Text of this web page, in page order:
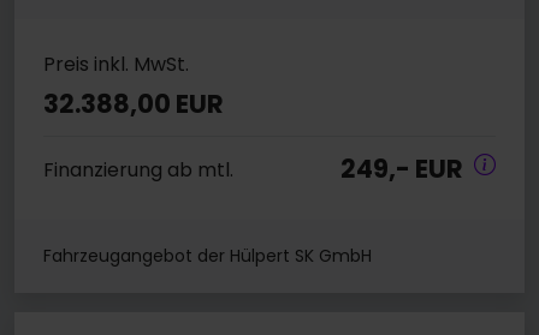
Preis inkl. MwSt.
32.388,00 EUR
Finanzierung ab mtl. 249,- EUR
Fahrzeugangebot der Hülpert SK GmbH